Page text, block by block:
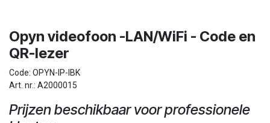
Opyn videofoon -LAN/WiFi - Code en
QR-lezer
Code: OPYN-IP-IBK
Art. nr.: A2000015
Prijzen beschikbaar voor professionele